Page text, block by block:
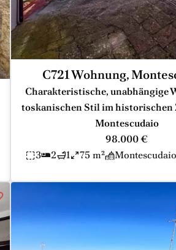
C721 Wohnung,
Charakteristische, unabhängige
toskanischen Stil im historischen
Montescudaio
98.000 €
3
2 1 75 m² Montescudaio